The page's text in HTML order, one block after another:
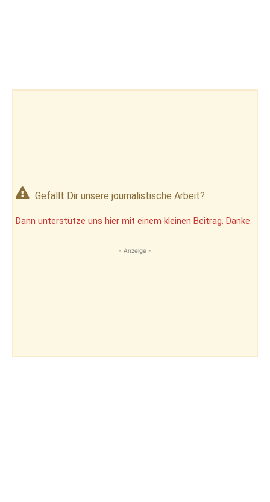
Gefällt Dir unsere journalistische Arbeit?
Dann unterstütze uns hier mit einem kleinen Beitrag. Danke.
- Anzeige -